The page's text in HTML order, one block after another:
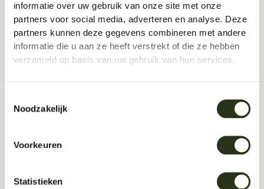
informatie over uw gebruik van onze site met onze
partners voor social media, adverteren en analyse. Deze
partners kunnen deze gegevens combineren met andere
informatie die u aan ze heeft verstrekt of die ze hebben
verzameld op basis van uw gebruik van hun services.
Noodzakelijk
Voorkeuren
Statistieken